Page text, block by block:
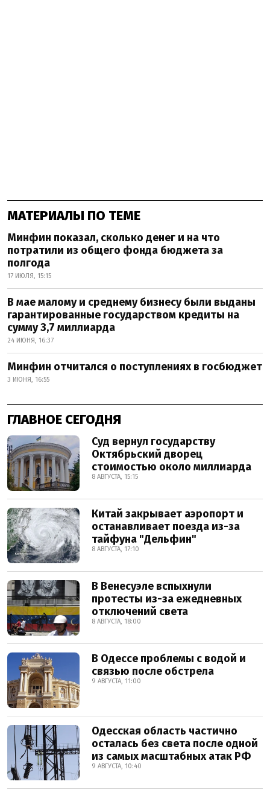
МАТЕРИАЛЫ ПО ТЕМЕ
Минфин показал, сколько денег и на что
потратили из общего фонда бюджета за
полгода
17 ИЮЛЯ, 15:15
В мае малому и среднему бизнесу были выданы
гарантированные государством кредиты на
сумму 3,7 миллиарда
24 ИЮНЯ, 16:37
Минфин отчитался о поступлениях в госбюджет
3 ИЮНЯ, 16:55
ГЛАВНОЕ СЕГОДНЯ
Суд вернул государству
Октябрьский дворец
стоимостью около миллиарда
8 АВГУСТА, 15:15
Китай закрывает аэропорт и
останавливает поезда из-за
тайфуна "Дельфин"
8 АВГУСТА, 17:10
В Венесуэле вспыхнули
протесты из-за ежедневных
отключений света
8 АВГУСТА, 18:00
В Одессе проблемы с водой и
связью после обстрела
9 АВГУСТА, 11:00
Одесская область частично
осталась без света после одной
из самых масштабных атак РФ
9 АВГУСТА, 10:40